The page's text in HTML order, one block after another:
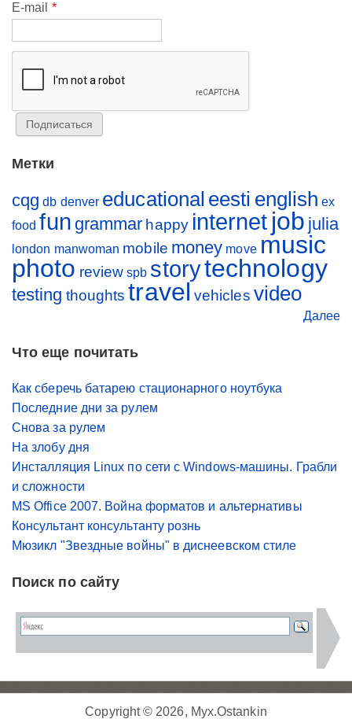
E-mail *
Метки
cqg db denver educational eesti english ex
food fun grammar happy internet job julia
london manwoman mobile money move music
photo review spb storytechnology
testing thoughts travel vehicles video
Далее
Что еще почитать
Как сберечь батарею стационарного ноутбука
Последние дни за рулем
Снова за рулем
На злобу дня
Инсталляция Linux по сети с Windows-машины. Грабли
и сложности
MS Office 2007. Война форматов и альтернативы
Консультант консультанту рознь
Мюзикл "Звездные войны" в диснеевском стиле
Поиск по сайту
Copyright © 2026, Myx.Ostankin